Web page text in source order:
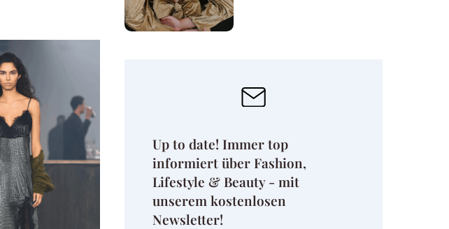
Up to date! Immer top
informiert über Fashion,
Lifestyle & Beauty - mit
unserem kostenlosen
Newsletter!